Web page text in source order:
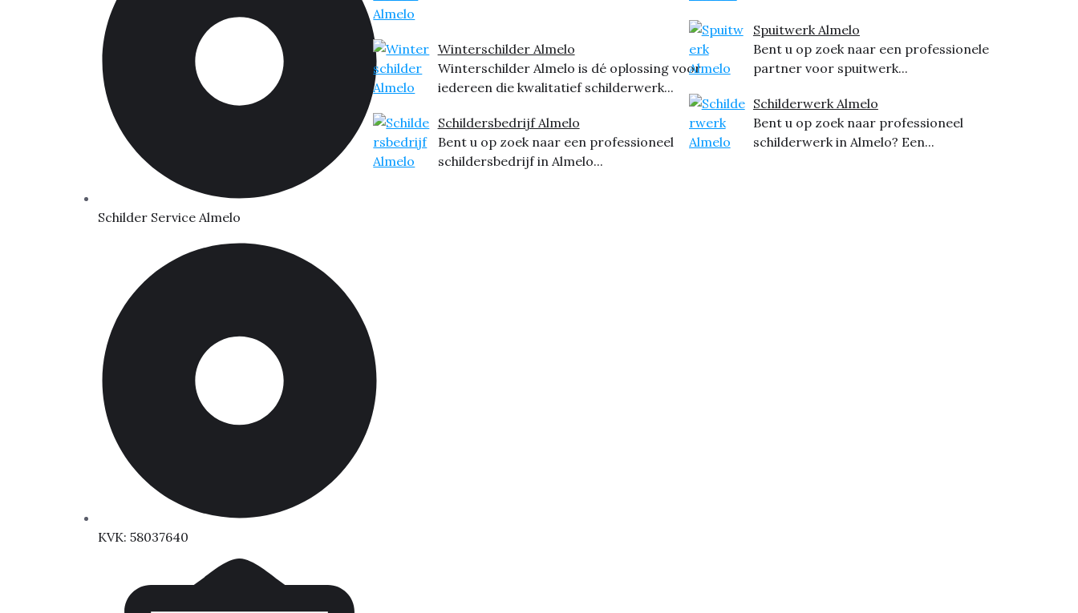
Schilder Service Almelo
KVK: 58037640
Winterschilder Almelo
Winterschilder Almelo is dé oplossing voor
iedereen die kwalitatief schilderwerk...
Schildersbedrijf Almelo
Bent u op zoek naar een professioneel
schildersbedrijf in Almelo...
Spuitwerk Almelo
Bent u op zoek naar een professionele
partner voor spuitwerk...
Schilderwerk Almelo
Bent u op zoek naar professioneel
schilderwerk in Almelo? Een...